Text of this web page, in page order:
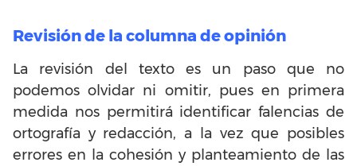
Revisión de la columna de opinión
La revisión del texto es un paso que no
podemos olvidar ni omitir, pues en primera
medida nos permitirá identificar falencias de
ortografía y redacción, a la vez que posibles
errores en la cohesión y planteamiento de las